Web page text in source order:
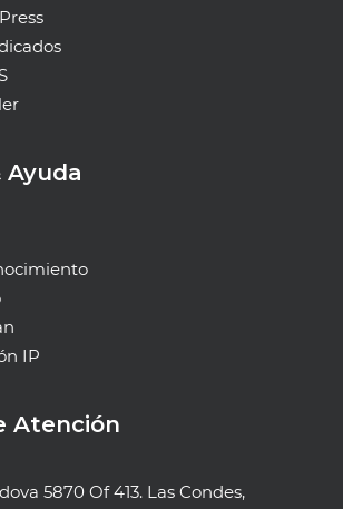
Ayuda
IP
Atención
5870 Of 413. Las Condes,